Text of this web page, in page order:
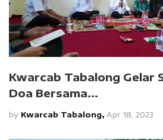
Kwarcab Tabalong Gelar
Doa Bersama...
by Kwarcab Tabalong, Apr 18, 2023